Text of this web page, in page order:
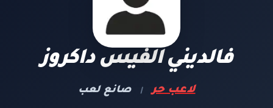
فالديني الفيس داكروز
لاعب حر | صانع لعب